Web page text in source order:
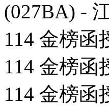
(027BA) -
114 金榜函
114 金榜函
114 金榜函